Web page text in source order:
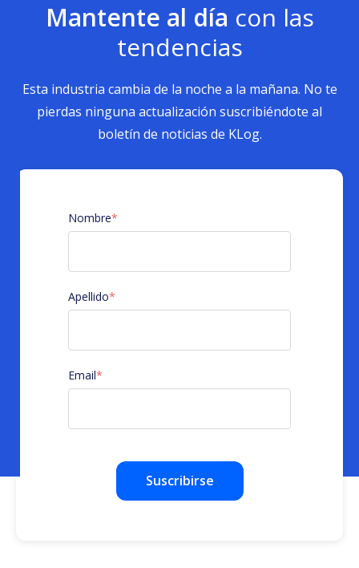
Mantente al día con las
tendencias
Esta industria cambia de la noche a la mañana. No te
pierdas ninguna actualización suscribiéndote al
boletín de noticias de KLog.
Nombre*
Apellido*
Email*